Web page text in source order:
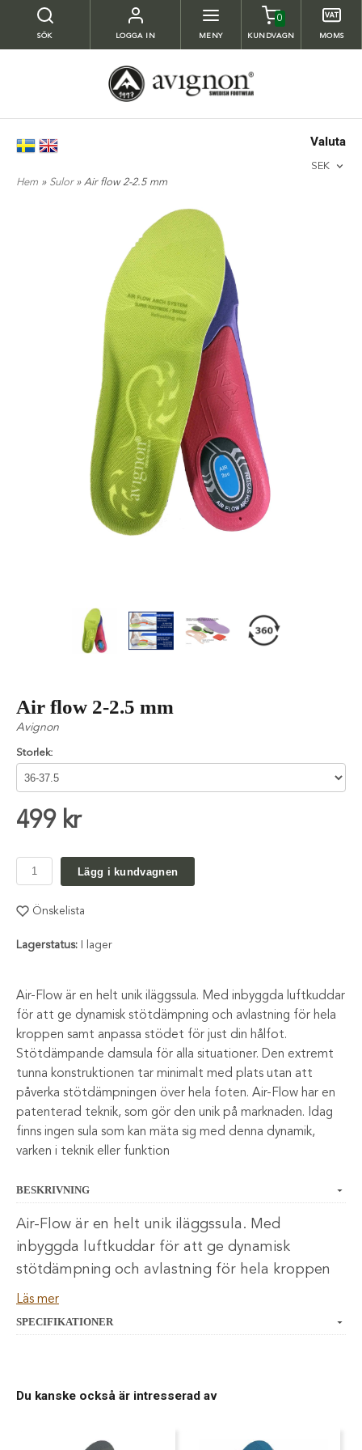
SÖK LOGGA IN MENY
0
KUNDVAGN MOMS
Valuta
SEK
Hem » Sulor » Air flow 2-2.5 mm
Air flow 2-2.5 mm
Avignon
Storlek:
499 kr
Lägg i kundvagnen
Önskelista
Lagerstatus: I lager
Air-Flow är en helt unik iläggssula. Med inbyggda luftkuddar
för att ge dynamisk stötdämpning och avlastning för hela
kroppen samt anpassa stödet för just din hålfot.
Stötdämpande damsula för alla situationer. Den extremt
tunna konstruktionen tar minimalt med plats utan att
påverka stötdämpningen över hela foten. Air-Flow har en
patenterad teknik, som gör den unik på marknaden. Idag
finns ingen sula som kan mäta sig med denna dynamik,
varken i teknik eller funktion
BESKRIVNING
Air-Flow är en helt unik iläggssula. Med
inbyggda luftkuddar för att ge dynamisk
stötdämpning och avlastning för hela kroppen
samt anpassa stödet för just din hålfot.
Stötdämpande damsula för alla situationer. Den extremt
finns ingen sula som kan mäta sig med denna dynamik,
slitstark luftkudde inbyggd i hälpartiet, som tar emot och
Läs mer
SPECIFIKATIONER
Du kanske också är intresserad av